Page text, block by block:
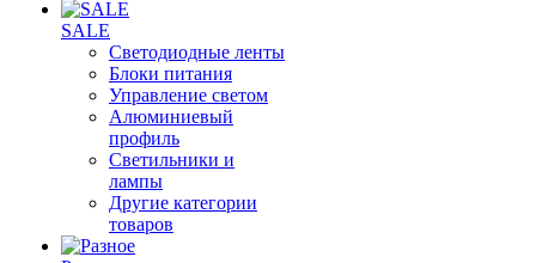
SALE
Светодиодные ленты
Блоки питания
Управление светом
Алюминиевый
профиль
Светильники и
лампы
Другие категории
товаров